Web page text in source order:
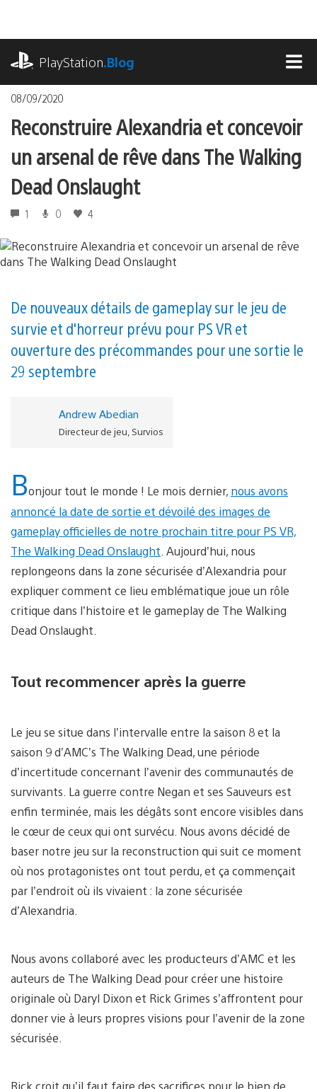
contenu
PlayStation.Blog
08/09/2020
Reconstruire Alexandria et concevoir
un arsenal de rêve dans The Walking
Dead Onslaught
1 0 4
De nouveaux détails de gameplay sur le jeu de
survie et d'horreur prévu pour PS VR et
ouverture des précommandes pour une sortie le
29 septembre
Andrew Abedian
Directeur de jeu, Survios
Bonjour tout le monde ! Le mois dernier, nous avons
annoncé la date de sortie et dévoilé des images de
gameplay officielles de notre prochain titre pour PS VR,
The Walking Dead Onslaught . Aujourd’hui, nous
replongeons dans la zone sécurisée d’Alexandria pour
expliquer comment ce lieu emblématique joue un rôle
critique dans l’histoire et le gameplay de The Walking
Dead Onslaught.
Tout recommencer après la guerre
Le jeu se situe dans l’intervalle entre la saison 8 et la
saison 9 d’AMC’s The Walking Dead, une période
d’incertitude concernant l’avenir des communautés de
survivants. La guerre contre Negan et ses Sauveurs est
enfin terminée, mais les dégâts sont encore visibles dans
le cœur de ceux qui ont survécu. Nous avons décidé de
baser notre jeu sur la reconstruction qui suit ce moment
où nos protagonistes ont tout perdu, et ça commençait
par l’endroit où ils vivaient : la zone sécurisée
d’Alexandria.
Nous avons collaboré avec les producteurs d’AMC et les
auteurs de The Walking Dead pour créer une histoire
originale où Daryl Dixon et Rick Grimes s’affrontent pour
donner vie à leurs propres visions pour l’avenir de la zone
sécurisée.
Rick croit qu’il faut faire des sacrifices pour le bien de